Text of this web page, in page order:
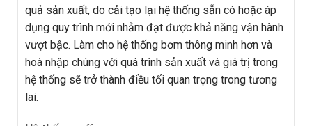
quả sản xuất, do cải tạo lại hệ thống sẵn có hoặc áp
dụng quy trình mới nhằm đạt được khả năng vận hành
vượt bậc. Làm cho hệ thống bơm thông minh hơn và
hoà nhập chúng với quá trình sản xuất và giá trị trong
hệ thống sẽ trở thành điều tối quan trọng trong tương
lai.